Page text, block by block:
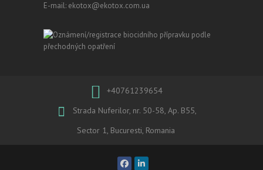
E-mail: ekotox@ekotox.com.ua
+40761239654
Strada Nuferilor, nr. 50-58, Ap. B55,
Sector 1, Bucuresti, Romania